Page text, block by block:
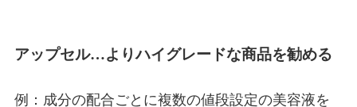
アップセル…よりハイグレードな商品を勧める
例：成分の配合ごとに複数の値段設定の美容液を